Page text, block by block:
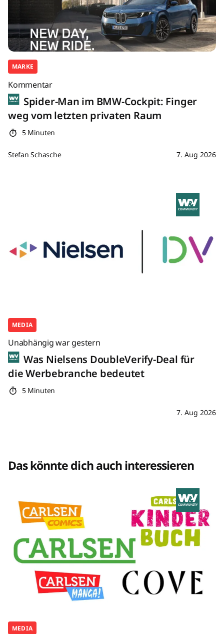
MARKE
Kommentar
Spider-Man im BMW-Cockpit: Finger
weg vom letzten privaten Raum
5 Minuten
Stefan Schasche 7. Aug 2026
MEDIA
Unabhängig war gestern
Was Nielsens DoubleVerify-Deal für
die Werbebranche bedeutet
5 Minuten
7. Aug 2026
Das könnte dich auch interessieren
MEDIA